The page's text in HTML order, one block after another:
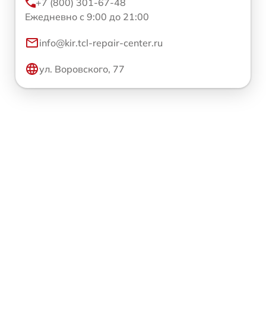
+7 (800) 301-67-48
Ежедневно с 9:00 до 21:00
info@kir.tcl-repair-center.ru
ул. Воровского, 77